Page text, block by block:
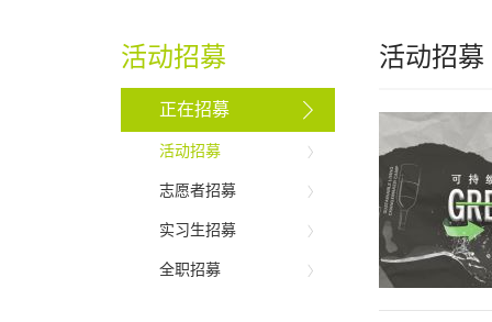
活动招募
正在招募
活动招募
志愿者招募
实习生招募
全职招募
活动招募